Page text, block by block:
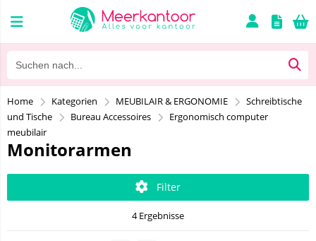
Home Kategorien MEUBILAIR & ERGONOMIE
Schreibtische
und Tische
Bureau Accessoires
Ergonomisch computer
meubilair
Monitorarmen
Filter
4 Ergebnisse